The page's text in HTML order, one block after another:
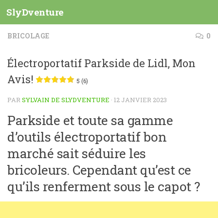
Skip to content
SlyDventure
BRICOLAGE 0
Électroportatif Parkside de Lidl, Mon
Avis!
5 (6)
PARSYLVAIN DE SLYDVENTURE · 12 JANVIER 2023
Parkside et toute sa gamme
d’outils électroportatif bon
marché sait séduire les
bricoleurs. Cependant qu’est ce
qu’ils renferment sous le capot ?